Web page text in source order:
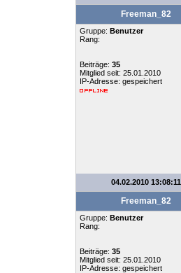
Freeman_82
Gruppe: Benutzer
Rang:
Beiträge: 35
Mitglied seit: 25.01.2010
IP-Adresse: gespeichert
04.02.2010 13:08:11
Freeman_82
Gruppe: Benutzer
Rang:
Beiträge: 35
Mitglied seit: 25.01.2010
IP-Adresse: gespeichert